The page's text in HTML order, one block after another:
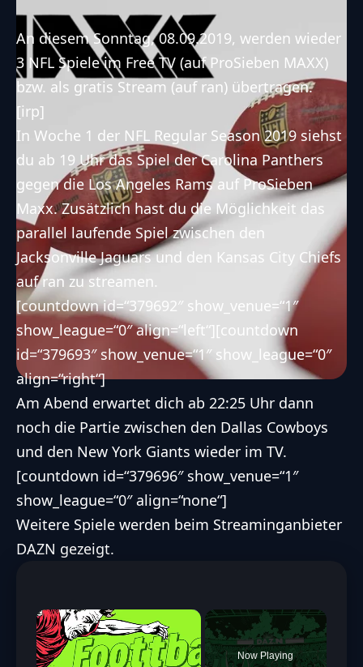
An diesem Sonntag, 08.09.2019, werden wieder
3 NFL Spiele im Free TV (auf ProSieben MAXX)
bzw. als gratis Stream (auf ran) übertragen.
[irp]
In Woche 1 der NFL Regular Season 2019 siehst
du ab 19 Uhr das Spiel derCarolina Panthers
gegen die Los Angeles Ramsauf ProSieben
Maxx. Zusätzlich hast du die Möglichkeit das
parallel laufende Spiel zwischen den
Jacksonville Jaguarsund den Kansas City Chiefs
auf ran zu streamen.
[countdown id=“379692″ show_venue=“1″
show_league=“0″ align=“left“][countdown
id=“379693″ show_venue=“1″ show_league=“0″
align=“right“]
Am Abend erwartet dich ab 22:25 Uhr dann
noch die Partie zwischen den Dallas Cowboys
und den New York Giants wieder im TV.
[countdown id=“379696″ show_venue=“1″
show_league=“0″ align=“none“]
Weitere Spiele werden beim Streaminganbieter
DAZN gezeigt.
×
Now Playing